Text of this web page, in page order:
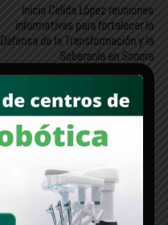
Inicia Celida López reuniones
informativas para fortalecer la
Defensa de la Transformación y la
Soberanía en Sonora